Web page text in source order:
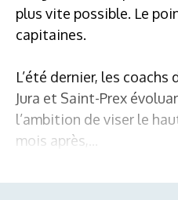
plus vite possible. Le
capitaines.
L’été dernier, les coachs
Jura et Saint-Prex
l’ambition de viser le
mois après,...